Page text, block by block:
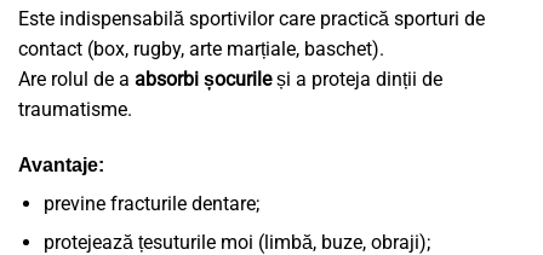
Este indispensabilă sportivilor care practică sporturi de
contact (box, rugby, arte marțiale, baschet).
Are rolul de a absorbi șocurileși a proteja dinții de
traumatisme.
Avantaje:
previne fracturile dentare;
protejează țesuturile moi (limbă, buze, obraji);